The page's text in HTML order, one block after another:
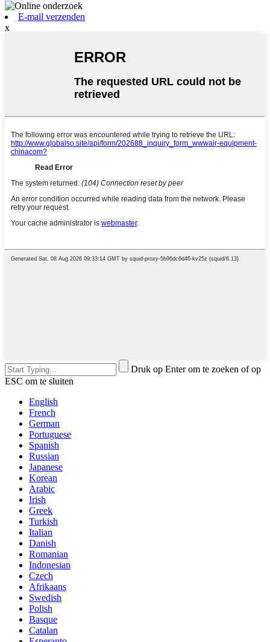
E-mail verzenden
x
Druk op Enter om te zoeken of op
ESC om te sluiten
English
French
German
Portuguese
Spanish
Russian
Japanese
Korean
Arabic
Irish
Greek
Turkish
Italian
Danish
Romanian
Indonesian
Czech
Afrikaans
Swedish
Polish
Basque
Catalan